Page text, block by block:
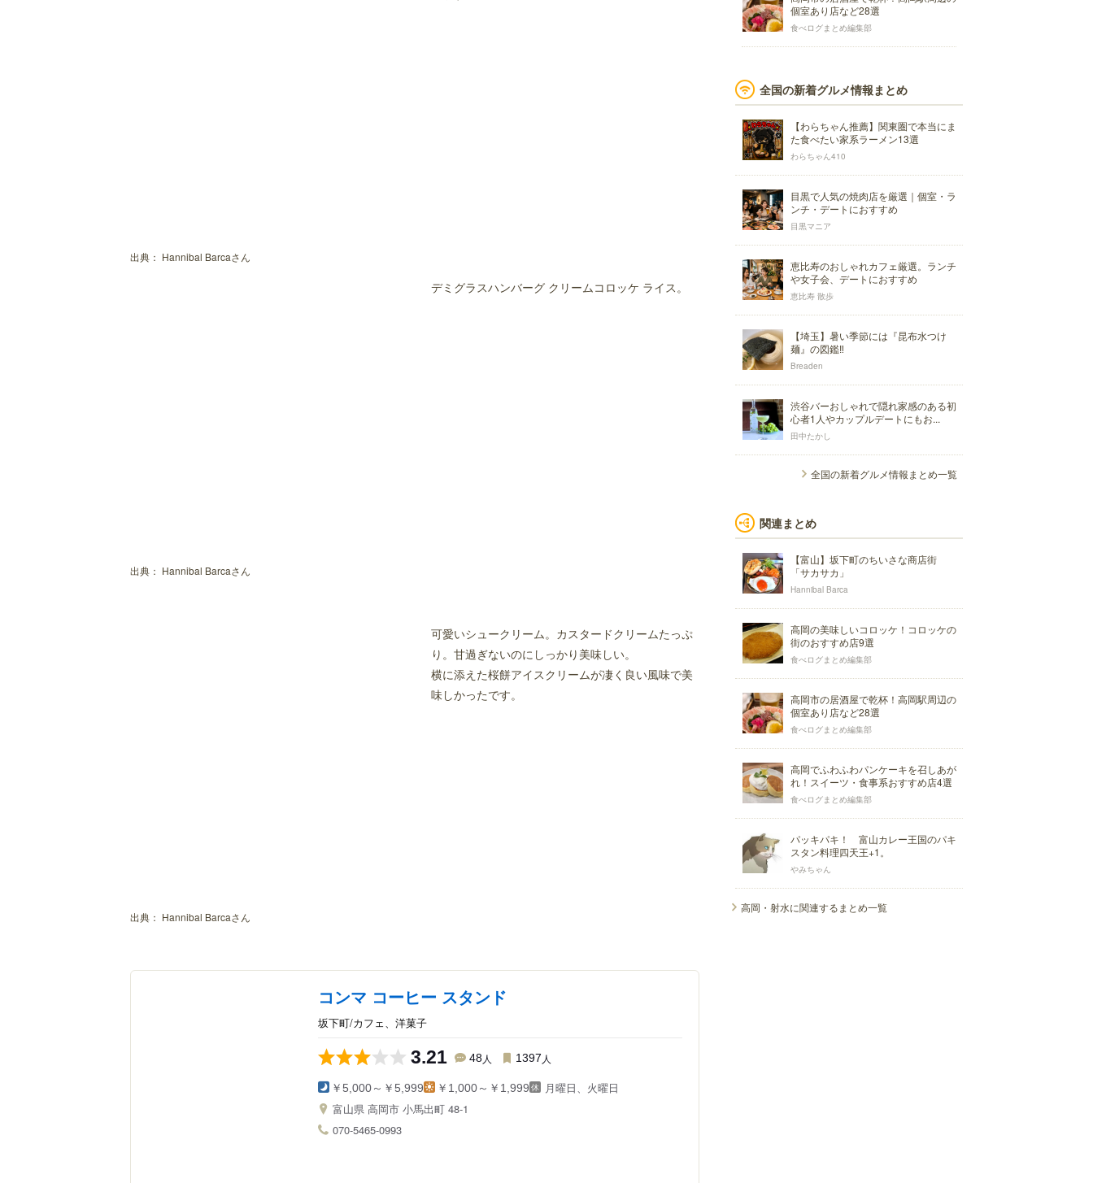
出典： Hannibal Barcaさん
出典： Hannibal Barcaさん
デミグラスハンバーグ クリームコロッケ ライス。
出典： Hannibal Barcaさん
可愛いシュークリーム。カスタードクリームたっぷ
り。甘過ぎないのにしっかり美味しい。
横に添えた桜餅アイスクリームが凄く良い風味で美
味しかったです。
コンマ コーヒー スタンド
坂下町/カフェ、洋菓子
3.21 48人 1397 人
￥5,000～￥5,999 ￥1,000～￥1,999
月曜日、火曜日
富山県 高岡市 小馬出町 48-1
070-5465-0993
個室あり店など28選
食べログまとめ編集部
全国の新着グルメ情報まとめ
【わらちゃん推薦】関東圏で本当にま
た食べたい家系ラーメン13選
わらちゃん410
目黒で人気の焼肉店を厳選｜個室・ラ
ンチ・デートにおすすめ
目黒マニア
恵比寿のおしゃれカフェ厳選。ランチ
や女子会、デートにおすすめ
恵比寿 散歩
【埼玉】暑い季節には『昆布水つけ
麺』の図鑑‼
Breaden
渋谷バーおしゃれで隠れ家感のある初
心者1人やカップルデートにもお...
田中たかし
全国の新着グルメ情報まとめ一覧
関連まとめ
【富山】坂下町のちいさな商店街
「サカサカ」
Hannibal Barca
高岡の美味しいコロッケ！コロッケの
街のおすすめ店9選
食べログまとめ編集部
高岡市の居酒屋で乾杯！高岡駅周辺の
個室あり店など28選
食べログまとめ編集部
高岡でふわふわパンケーキを召しあが
れ！スイーツ・食事系おすすめ店4選
食べログまとめ編集部
パッキパキ！ 富山カレー王国のパキ
スタン料理四天王+1。
やみちゃん
高岡・射水に関連するまとめ一覧